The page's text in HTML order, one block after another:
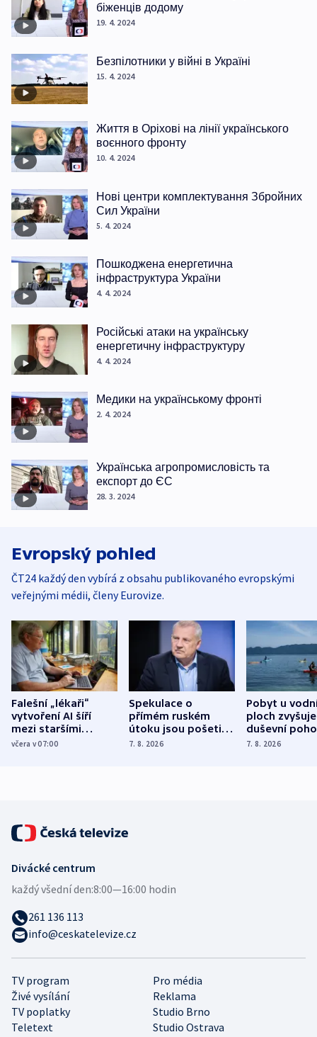
біженців додому
19. 4. 2024
Безпілотники у війні в Україні
15. 4. 2024
Життя в Оріхові на лінії українського
воєнного фронту
10. 4. 2024
Нові центри комплектування Збройних
Сил України
5. 4. 2024
Пошкоджена енергетична
інфраструктура України
4. 4. 2024
Російські атаки на українську
енергетичну інфраструктуру
4. 4. 2024
Медики на українському фронті
2. 4. 2024
Українська агропромисловість та
експорт до ЄС
28. 3. 2024
Evropský pohled
ČT24 každý den vybírá z obsahu publikovaného evropskými
veřejnými médii, členy Eurovize.
Falešní „lékaři“
vytvoření AI šíří
mezi staršími
Poláky nebezpečné
včera v 07:00
Spekulace o
přímém ruském
útoku jsou pošetilé,
míní estonský
7. 8. 2026
Pobyt u
ploch zvyšuje
duševní
ukázala
7. 8. 2026
TV program
Pro média
Živé vysílání
Reklama
TV poplatky
Studio Brno
Teletext
Studio Ostrava
Divácké centrum
každý všední den:8:00—16:00 hodin
261 136 113
info@ceskatelevize.cz